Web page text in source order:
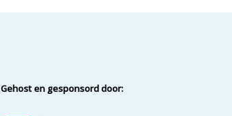
Gehost en gesponsord door: